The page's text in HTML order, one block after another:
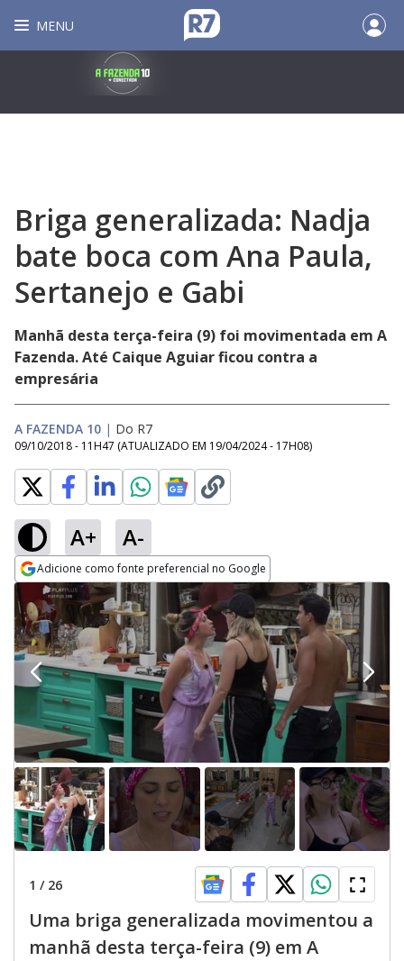
MENU
Briga generalizada: Nadja
bate boca com Ana Paula,
Sertanejo e Gabi
Manhã desta terça-feira (9) foi movimentada em A
Fazenda. Até Caique Aguiar ficou contra a
empresária
A FAZENDA 10 | Do R7
09/10/2018 - 11H47 (ATUALIZADO EM 19/04/2024 - 17H08)
A+ A-
Adicione como fonte preferencial no Google
Opens in new window
1 / 26
Uma briga generalizada movimentou a
manhã desta terça-feira (9) em A